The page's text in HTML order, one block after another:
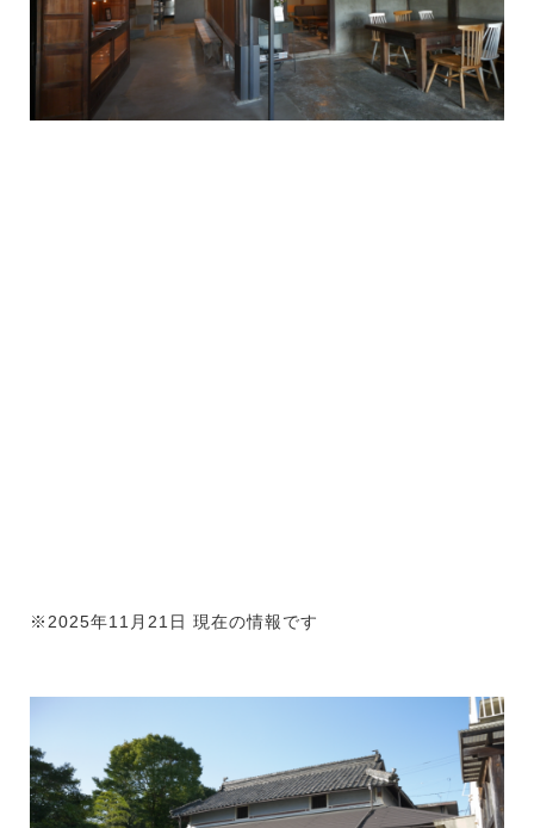
※2025年11月21日 現在の情報です